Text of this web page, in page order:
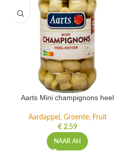
Aarts Mini champignons heel
Aardappel, Groente, Fruit
€2,59
NAAR AH